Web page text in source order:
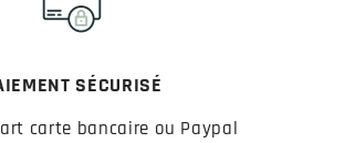
SÉCURISÉ
carte bancaire ou Paypal